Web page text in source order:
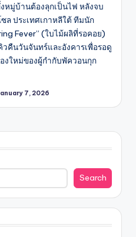
หมู่บ้านต้องลุกเป็นไฟ หลังจบ
ล ประเทศเกาหลีใต้ ทีมนัก
Fever” (ใบไม้ผลิที่รอคอย)
คืนวันจันทร์และอังคารเพื่อรอดู
งใหม่ของผู้กำกับพัควอนกุก
7, 2026
Search